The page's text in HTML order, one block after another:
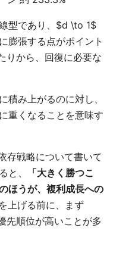
型であり、$d \to 1$
膨張する点がポイント
りから、回復に必要な
積み上がるのに対し、
重くなることを意味す
存戦略について書いて
と、
「大きく勝つこ
ほうが、複利成長への
上げる前に、まず
先順位が高いことが多